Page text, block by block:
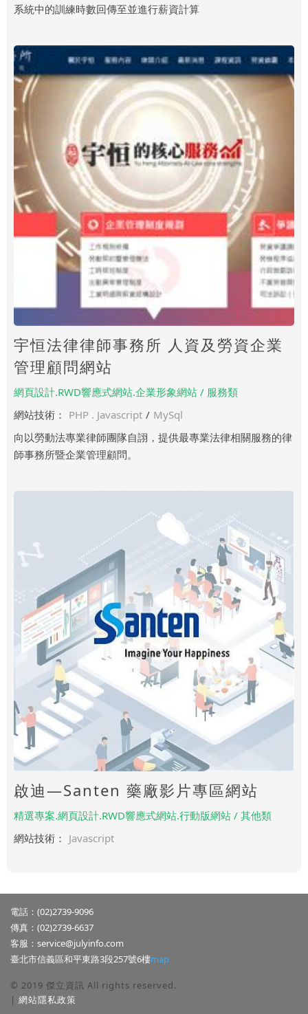
系統中的訓練時數回傳至並進行薪資計算
宇恒法律律師事務所 人資及勞資企業
管理顧問網站
網頁設計.RWD響應式網站.企業形象網站 / 服務類
網站技術： PHP . Javascript / MySql
向以勞動法專業律師團隊自詡，提供最專業法律相關服務的律
師事務所暨企業管理顧問。
啟迪—Santen 藥廠影片專區網站
精選專案.網頁設計.RWD響應式網站.行動版網站 / 其他類
網站技術： Javascript
電話：(02)2739-9096
傳真：(02)2739-6637
客服： service@julyinfo.com
臺北市信義區和平東路3段257號6樓map
© 2019 傑立資訊 All rights reserved.
| 網站隱私政策